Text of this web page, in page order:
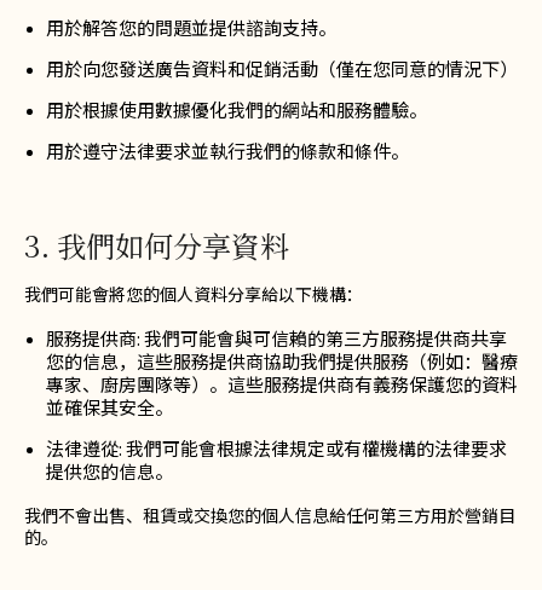
用於解答您的問題並提供諮詢支持。
用於向您發送廣告資料和促銷活動（僅在您同意的情況下）
用於根據使用數據優化我們的網站和服務體驗。
用於遵守法律要求並執行我們的條款和條件。
3. 我們如何分享資料
我們可能會將您的個人資料分享給以下機構：
服務提供商: 我們可能會與可信賴的第三方服務提供商共享
您的信息，這些服務提供商協助我們提供服務（例如：醫療
專家、廚房團隊等）。這些服務提供商有義務保護您的資料
並確保其安全。
法律遵從: 我們可能會根據法律規定或有權機構的法律要求
提供您的信息。
我們不會出售、租賃或交換您的個人信息給任何第三方用於營銷目
的。